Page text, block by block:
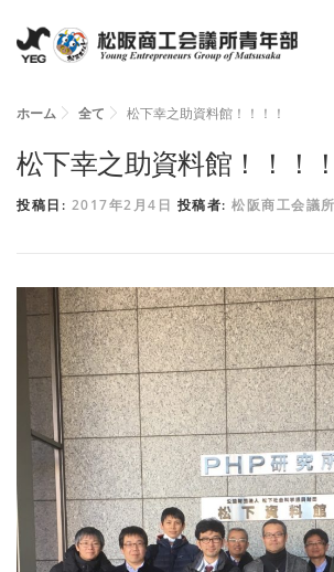
ホーム YEGとは 会長所信
理事抱負 委員会 活動報告
お問い合わせ 新入会員募集
ホーム 全て 松下幸之助資料館！！！！
松下幸之助資料館！！！！
投稿日: 2017年2月4日 投稿者: 松阪商工会議